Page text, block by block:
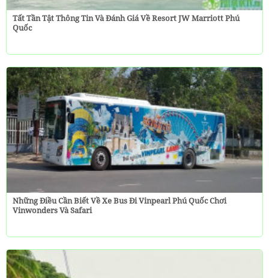
Tất Tần Tật Thông Tin Và Đánh Giá Về Resort JW Marriott Phú
Quốc
Những Điều Cần Biết Về Xe Bus Đi Vinpearl Phú Quốc Chơi
Vinwonders Và Safari